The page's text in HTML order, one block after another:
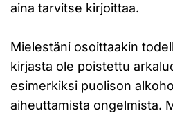
aina tarvitse kirjoittaa.
Mielestäni osoittaakin
kirjasta ole poistettu
esimerkiksi puolison
aiheuttamista ongelmista.